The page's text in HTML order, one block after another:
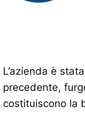
L’azienda è
precedente,
costituiscono la